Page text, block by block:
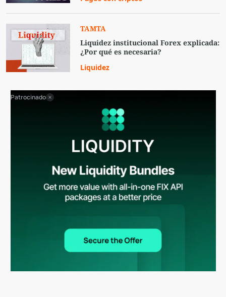
TAMTA
Liquidez institucional Forex explicada:
¿Por qué es necesaria?
Liquidez
Patrocinado